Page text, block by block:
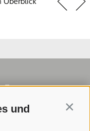
und
Entspannung